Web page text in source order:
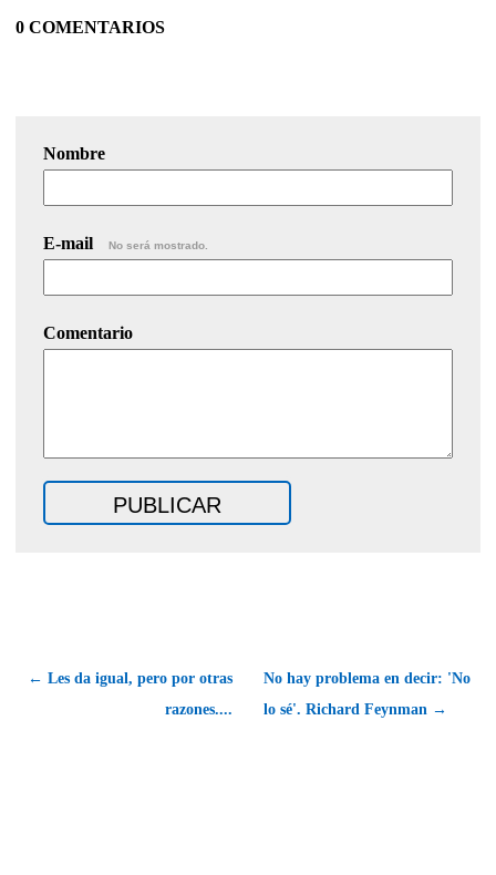
0 COMENTARIOS
Nombre
E-mail No será mostrado.
Comentario
← Les da igual, pero por otras
razones....
No hay problema en decir: 'No
lo sé'. Richard Feynman →